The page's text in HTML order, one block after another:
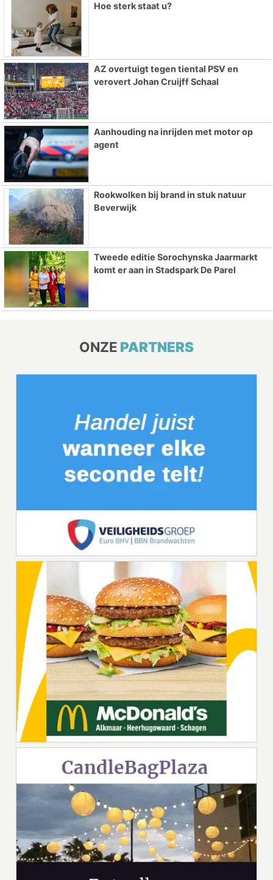
Hoe sterk staat u?
AZ overtuigt tegen tiental PSV en
verovert Johan Cruijff Schaal
Aanhouding na inrijden met motor op
agent
Rookwolken bij brand in stuk natuur
Beverwijk
Tweede editie Sorochynska Jaarmarkt
komt er aan in Stadspark De Parel
ONZE PARTNERS